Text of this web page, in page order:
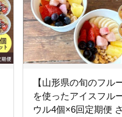
【山形県の旬のフル
を使ったアイスフル
ウル4個×6回定期便